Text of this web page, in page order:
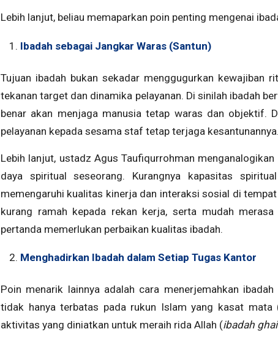
Lebih lanjut, beliau memaparkan poin penting mengenai
Ibadah sebagai Jangkar Waras (Santun)
Tujuan ibadah bukan sekadar menggugurkan kewajiban
tekanan target dan dinamika pelayanan. Di sinilah ibadah
benar akan menjaga manusia tetap waras dan objektif.
pelayanan kepada sesama staf tetap terjaga kesantunannya.
Lebih lanjut, ustadz Agus Taufiqurrohman
daya spiritual seseorang. Kurangnya kapasitas
memengaruhi kualitas kinerja dan interaksi sosial di
kurang ramah kepada rekan kerja, serta mudah
pertanda memerlukan perbaikan kualitas ibadah.
Menghadirkan Ibadah dalam Setiap Tugas Kantor
Poin menarik lainnya adalah cara menerjemahkan
tidak hanya terbatas pada rukun Islam yang kasat mata
aktivitas yang diniatkan untuk meraih rida Allah (ibadah